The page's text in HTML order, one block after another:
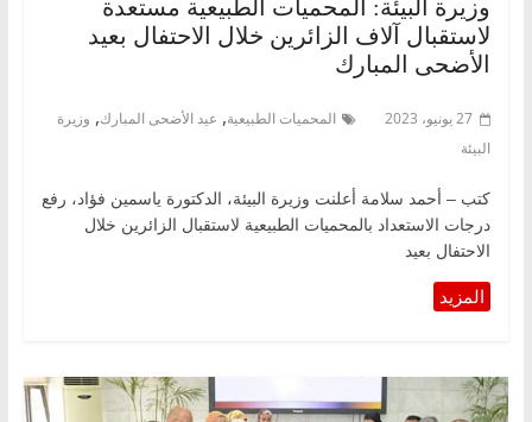
وزيرة البيئة: المحميات الطبيعية مستعدة
لاستقبال آلاف الزائرين خلال الاحتفال بعيد
الأضحى المبارك
27 يونيو، 2023 المحميات الطبيعية, عيد الأضحى المبارك, وزيرة
البيئة
كتب – أحمد سلامة أعلنت وزيرة البيئة، الدكتورة ياسمين فؤاد، رفع
درجات الاستعداد بالمحميات الطبيعية لاستقبال الزائرين خلال
الاحتفال بعيد